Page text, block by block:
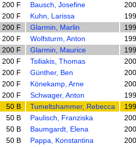
200 F Bausch, Josefine
200 F Kuhn, Larissa
200 F Glarmin, Marlin
200 F Wolfsturm, Anton
200 F Glarmin, Maurice
200 F Tsiliakis, Thomas
200 F Günther, Ben
200 F Könekamp, Arne
200 F Schwager, Anton
50 B Tumeltshammer, Rebecca
50 B Paulisch, Franziska
50 B Baumgardt, Elena
50 B Pappa, Konstantina